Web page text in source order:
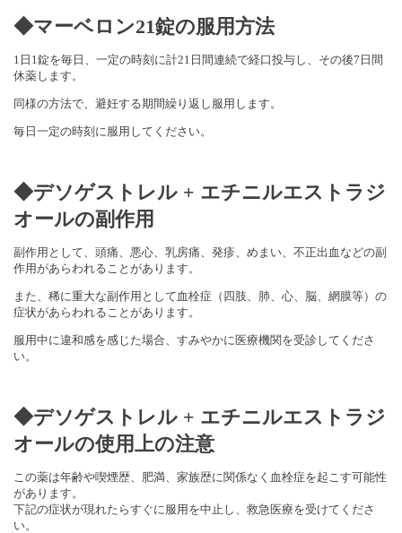
◆マーベロン21錠の服用方法
1日1錠を毎日、一定の時刻に計21日間連続で経口投与し、その後7日間
休薬します。
同様の方法で、避妊する期間繰り返し服用します。
毎日一定の時刻に服用してください。
◆デソゲストレル + エチニルエストラジ
オールの副作用
副作用として、頭痛、悪心、乳房痛、発疹、めまい、不正出血などの副
作用があらわれることがあります。
また、稀に重大な副作用として血栓症（四肢、肺、心、脳、網膜等）の
症状があらわれることがあります。
服用中に違和感を感じた場合、すみやかに医療機関を受診してくださ
い。
◆デソゲストレル + エチニルエストラジ
オールの使用上の注意
この薬は年齢や喫煙歴、肥満、 家族歴に関係なく血栓症を起こす可能性
があります。
下記の症状が現れたらすぐに服用を中止し、 救急医療を受けてくださ
い。